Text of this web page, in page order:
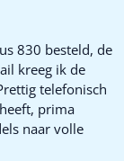
830 besteld, de
kreeg ik de
telefonisch
prima
naar volle